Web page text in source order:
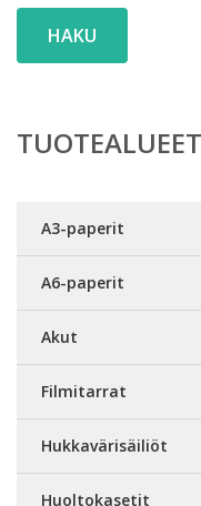
HAKU
TUOTEALUEET
A3-paperit
A6-paperit
Akut
Filmitarrat
Hukkavärisäiliöt
Huoltokasetit